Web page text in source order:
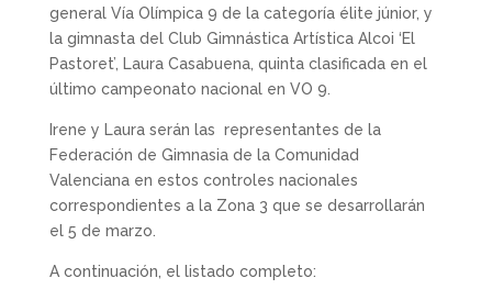
general Vía Olímpica 9 de la categoría élite júnior, y
la gimnasta del Club Gimnástica Artística Alcoi ‘El
Pastoret’, Laura Casabuena, quinta clasificada en el
último campeonato nacional en VO 9.
Irene y Laura serán las representantes de la
Federación de Gimnasia de la Comunidad
Valenciana en estos controles nacionales
correspondientes a la Zona 3 que se desarrollarán
el 5 de marzo.
A continuación, el listado completo: